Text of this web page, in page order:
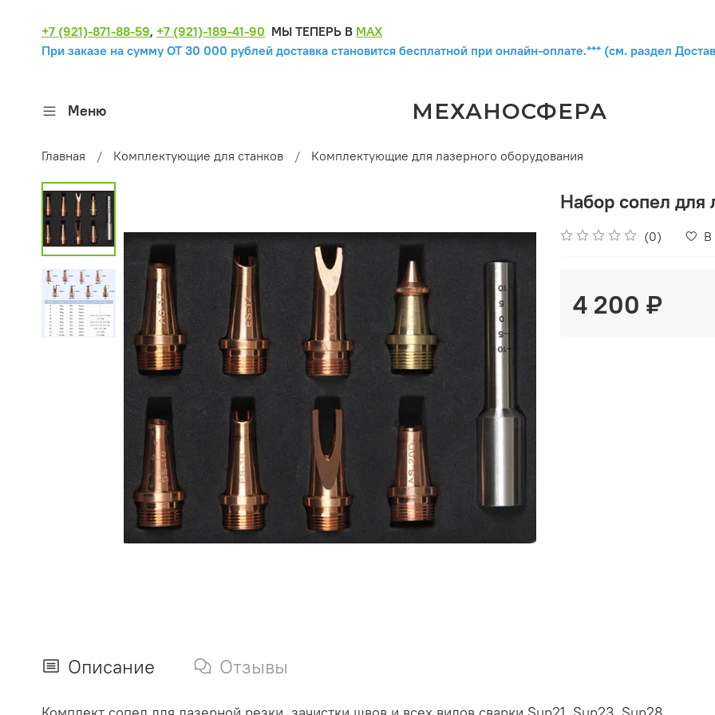
+7 (921)-871-88-59, +7 (921)-189-41-90 МЫ ТЕПЕРЬ В MAX
При заказе на сумму ОТ 30 000 рублей доставка становится бесплатной при онлайн-оплате.*** (см. раздел
Меню МЕХАНОСФЕРА
Главная Комплектующие для станков Комплектующие для лазерного оборудования
Набор сопел для
(0) В
4 200 ₽
Описание Отзывы